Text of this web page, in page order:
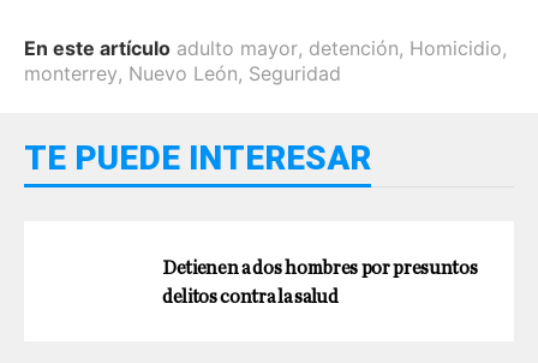
En este artículo adulto mayor, detención, Homicidio,
monterrey, Nuevo León, Seguridad
TE PUEDE INTERESAR
Detienen a dos hombres por presuntos
delitos contra la salud